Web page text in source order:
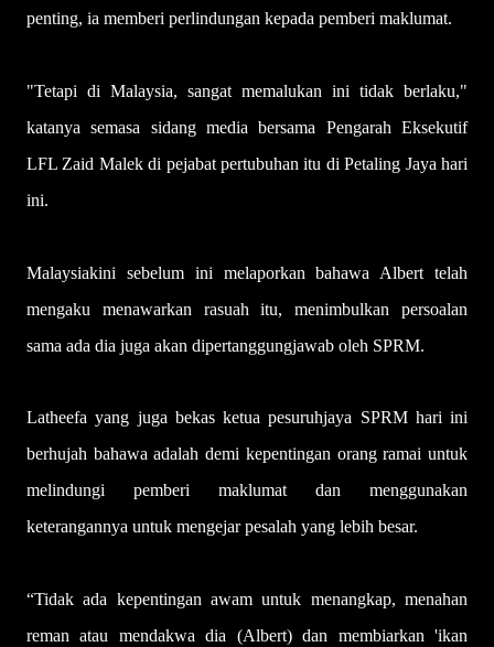
penting, ia memberi perlindungan kepada pemberi maklumat.
"Tetapi di Malaysia, sangat memalukan ini tidak berlaku,"
katanya semasa sidang media bersama Pengarah Eksekutif
LFL Zaid Malek di pejabat pertubuhan itu di Petaling Jaya hari
ini.
Malaysiakini sebelum ini melaporkan bahawa Albert telah
mengaku menawarkan rasuah itu, menimbulkan persoalan
sama ada dia juga akan dipertanggungjawab oleh SPRM.
Latheefa yang juga bekas ketua pesuruhjaya SPRM hari ini
berhujah bahawa adalah demi kepentingan orang ramai untuk
melindungi pemberi maklumat dan menggunakan
keterangannya untuk mengejar pesalah yang lebih besar.
“Tidak ada kepentingan awam untuk menangkap, menahan
reman atau mendakwa dia (Albert) dan membiarkan 'ikan